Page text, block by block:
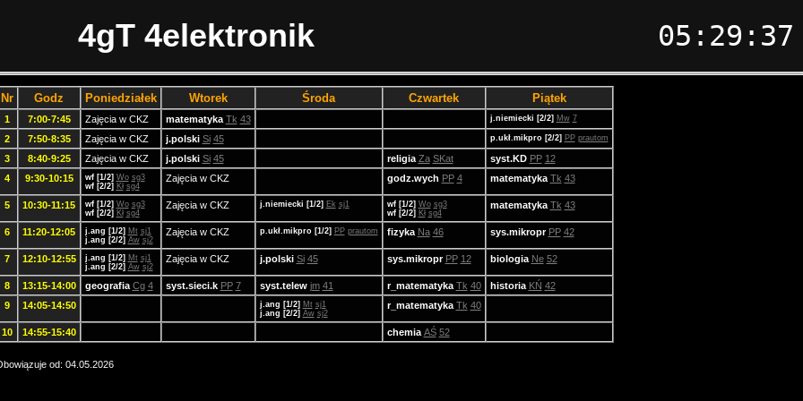
4gT 4elektronik 05:29:37
Nr Godz Poniedziałek Wtorek Środa Czwartek Piątek
1 7:00-7:45 Zajęcia w CKZ matematyka Tk 43 j.niemiecki [2/2] Mw 7
2 7:50-8:35 Zajęcia w CKZ j.polski Si 45 p.ukł.mikpro [2/2] PP prautom
3 8:40-9:25 Zajęcia w CKZ j.polski Si 45 religia Za SKat syst.KD PP 12
4
9:30-10:15 wf [1/2] Wo sg3
wf [2/2] Kł sg4
Zajęcia w CKZ godz.wych PP 4 matematyka Tk 43
5 10:30-11:15 wf [1/2] Wo sg3
wf [2/2] Kł sg4
Zajęcia w CKZ j.niemiecki [1/2] Ek sj1 wf [1/2] Wo sg3
wf [2/2] Kł sg4
matematyka Tk 43
6 11:20-12:05 j.ang [1/2] Mt sj1
j.ang [2/2] Aw sj2
Zajęcia w CKZ p.ukł.mikpro [1/2] PP prautom fizyka Na 46 sys.mikropr PP 42
7 12:10-12:55 j.ang [1/2] Mt sj1
j.ang [2/2] Aw sj2
Zajęcia w CKZ j.polski Si 45 sys.mikropr PP 12 biologia Ne 52
8 13:15-14:00 geografia Cg 4 syst.sieci.k PP 7 syst.telew jm 41 r_matematyka Tk 40 historia KŃ 42
9
14:05-14:50 j.ang [1/2] Mt sj1
j.ang [2/2] Aw sj2
r_matematyka Tk 40
10 14:55-15:40 chemia AŚ 52
od: 04.05.2026